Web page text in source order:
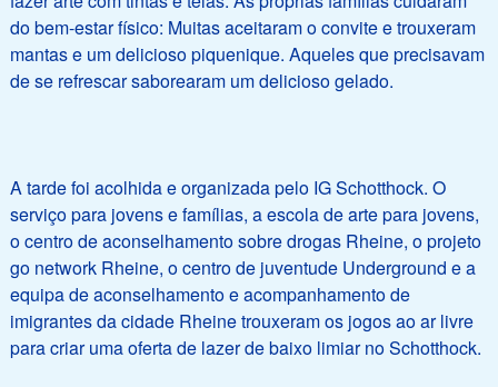
do bem-estar físico: Muitas aceitaram o convite e trouxeram
mantas e um delicioso piquenique. Aqueles que precisavam
de se refrescar saborearam um delicioso gelado.
A tarde foi acolhida e organizada pelo IG Schotthock. O
serviço para jovens e famílias, a escola de arte para jovens,
o centro de aconselhamento sobre drogas Rheine, o projeto
go network Rheine, o centro de juventude Underground e a
equipa de aconselhamento e acompanhamento de
imigrantes da cidade Rheine trouxeram os jogos ao ar livre
para criar uma oferta de lazer de baixo limiar no Schotthock.